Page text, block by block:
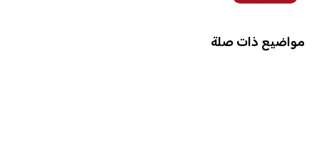
مواضيع ذات صلة